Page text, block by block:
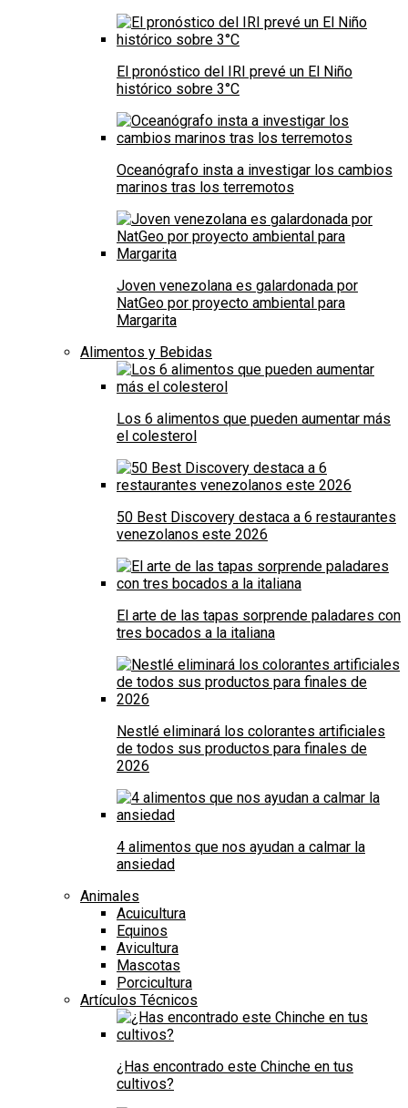
El pronóstico del IRI prevé un El Niño
histórico sobre 3°C
Oceanógrafo insta a investigar los cambios
marinos tras los terremotos
Joven venezolana es galardonada por
NatGeo por proyecto ambiental para
Margarita
Alimentos y Bebidas
Los 6 alimentos que pueden aumentar más
el colesterol
50 Best Discovery destaca a 6 restaurantes
venezolanos este 2026
El arte de las tapas sorprende paladares con
tres bocados a la italiana
Nestlé eliminará los colorantes artificiales
de todos sus productos para finales de
2026
4 alimentos que nos ayudan a calmar la
ansiedad
Animales
Acuicultura
Equinos
Avicultura
Mascotas
Porcicultura
Artículos Técnicos
¿Has encontrado este Chinche en tus
cultivos?